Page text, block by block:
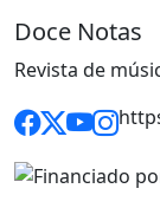
Doce Notas
Revista de